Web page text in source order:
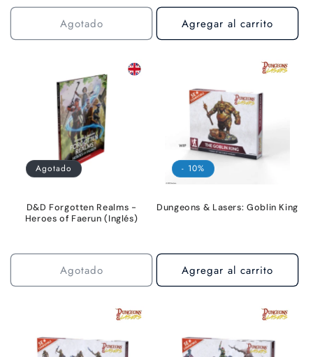
Agotado Agregar al carrito
Agotado
D&D Forgotten Realms -
Heroes of Faerun (Inglés)
Agotado
- 10%
Dungeons & Lasers: Goblin King
Agregar al carrito